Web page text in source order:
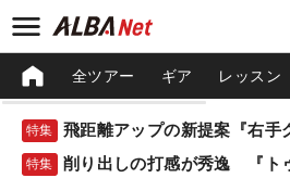
全ツアー ギア レッスン
特集
特集 削り出しの打感が秀逸 『ト